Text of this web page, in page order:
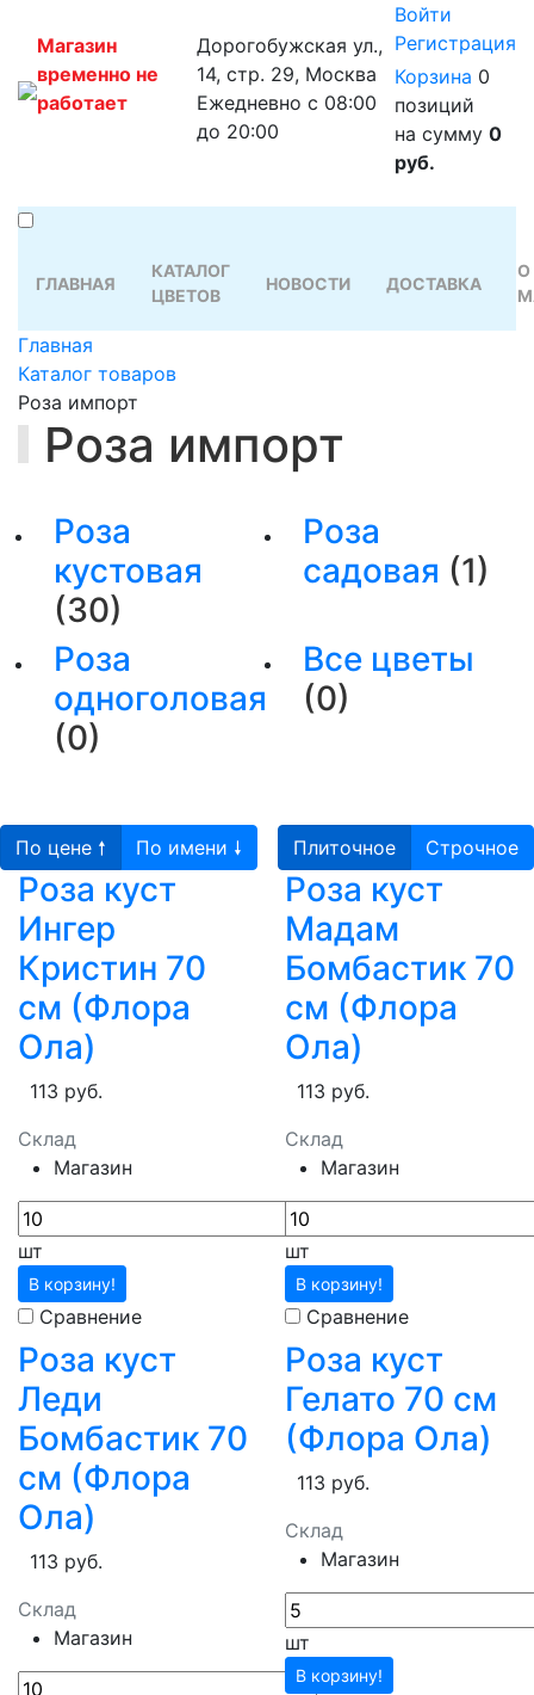
Магазин
временно не
работает
Дорогобужская ул.,
14, стр. 29, Москва
Ежедневно с 08:00
до 20:00
Войти
Регистрация
Корзина 0
позиций
на сумму 0
руб.
ГЛАВНАЯ
КАТАЛОГ
ЦВЕТОВ
НОВОСТИ ДОСТАВКА
О
Главная
Каталог товаров
Роза импорт
Роза импорт
Роза
кустовая
(30)
Роза
садовая (1)
Роза
одноголовая
(0)
Все цветы
(0)
По цене 🠕 По имени 🠗 Плиточное Строчное
Роза куст
Ингер
Кристин 70
см (Флора
Ола)
113 руб.
Склад
Магазин
шт
В корзину!
Сравнение
Роза куст
Мадам
Бомбастик 70
см (Флора
Ола)
113 руб.
Склад
Магазин
шт
В корзину!
Сравнение
Роза куст
Леди
Бомбастик 70
см (Флора
Ола)
113 руб.
Склад
Магазин
Роза куст
Гелато 70 см
(Флора Ола)
113 руб.
Склад
Магазин
шт
В корзину!